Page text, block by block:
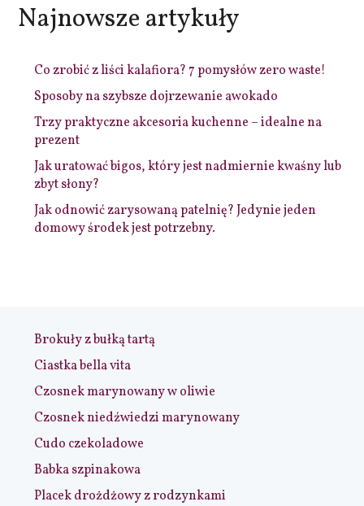
Najnowsze artykuły
Co zrobić z liści kalafiora? 7 pomysłów zero waste!
Sposoby na szybsze dojrzewanie awokado
Trzy praktyczne akcesoria kuchenne – idealne na
prezent
Jak uratować bigos, który jest nadmiernie kwaśny lub
zbyt słony?
Jak odnowić zarysowaną patelnię? Jedynie jeden
domowy środek jest potrzebny.
Brokuły z bułką tartą
Ciastka bella vita
Czosnek marynowany w oliwie
Czosnek niedźwiedzi marynowany
Cudo czekoladowe
Babka szpinakowa
Placek drożdżowy z rodzynkami